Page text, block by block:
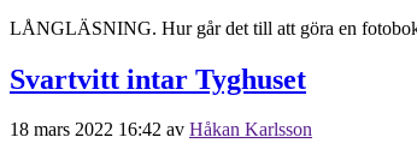
LÅNGLÄSNING. Hur går det till att göra en
Svartvitt intar Tyghuset
18 mars 2022 16:42 av Håkan Karlsson